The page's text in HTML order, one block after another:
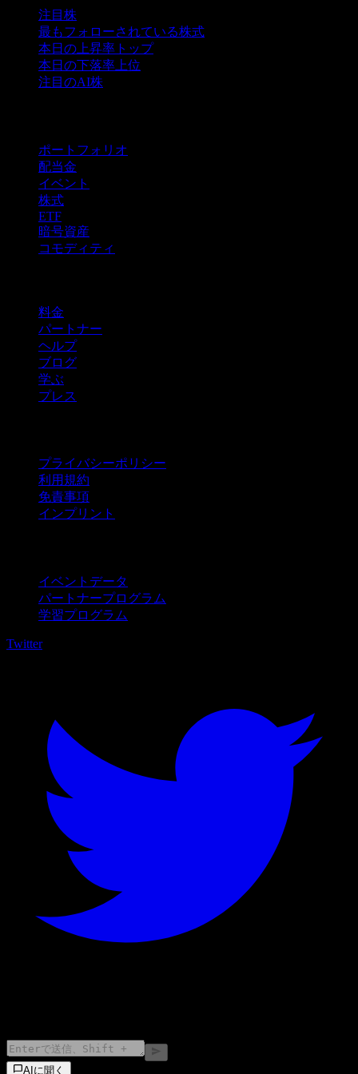
注目株
最もフォローされている株式
本日の上昇率トップ
本日の下落率上位
注目のAI株
ポートフォリオ
配当金
イベント
株式
ETF
暗号資産
コモディティ
料金
パートナー
ヘルプ
ブログ
学ぶ
プレス
プライバシーポリシー
利用規約
免責事項
インプリント
イベントデータ
パートナープログラム
学習プログラム
Twitter
AIに聞く